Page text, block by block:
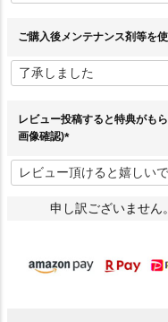
須
ご購入後メンテナンス剤等を
レビュー投稿すると特典がも
画像確認)
必
須
)
申し訳ございません